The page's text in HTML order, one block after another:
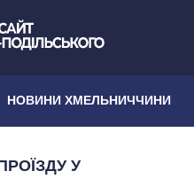
НОВИНИ ХМЕЛЬНИЧЧИНИ
У